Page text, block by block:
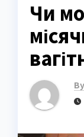
Чи
By